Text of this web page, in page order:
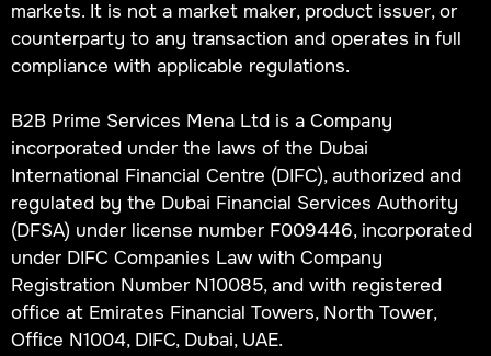
markets. It is not a market maker, product issuer, or
counterparty to any transaction and operates in full
compliance with applicable regulations.
B2B Prime Services Mena Ltd is a Company
incorporated under the laws of the Dubai
International Financial Centre (DIFC), authorized and
regulated by the Dubai Financial Services Authority
(DFSA) under license number F009446, incorporated
under DIFC Companies Law with Company
Registration Number N10085, and with registered
office at Emirates Financial Towers, North Tower,
Office N1004, DIFC, Dubai, UAE.